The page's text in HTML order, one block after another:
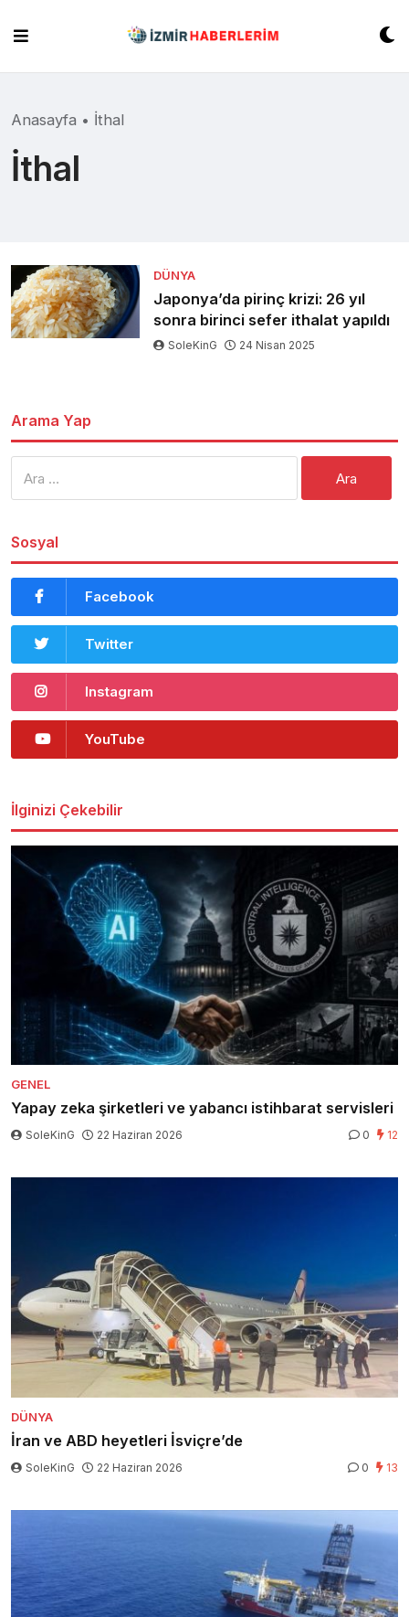
content
Anasayfa • İthal
İthal
DÜNYA
Japonya’da pirinç krizi: 26 yıl
sonra birinci sefer ithalat yapıldı
SoleKinG 24 Nisan 2025
Arama Yap
Sosyal
Facebook
Twitter
Instagram
YouTube
İlginizi Çekebilir
GENEL
Yapay zeka şirketleri ve yabancı istihbarat servisleri
SoleKinG 22 Haziran 2026 0 12
DÜNYA
İran ve ABD heyetleri İsviçre’de
SoleKinG 22 Haziran 2026 0 13